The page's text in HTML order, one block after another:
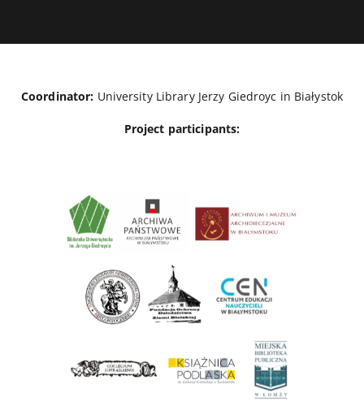
Coordinator: University Library Jerzy Giedroyc in Białystok
Project participants: